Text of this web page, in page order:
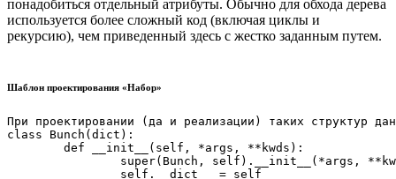
понадобиться отдельный атрибуты. Обычно для обхода дерева
используется более сложный код (включая циклы и
рекурсию), чем приведенный здесь с жестко заданным путем.
Шаблон проектирования «Набор»
При проектировании (да и реализации) таких структур
class Bunch(dict):